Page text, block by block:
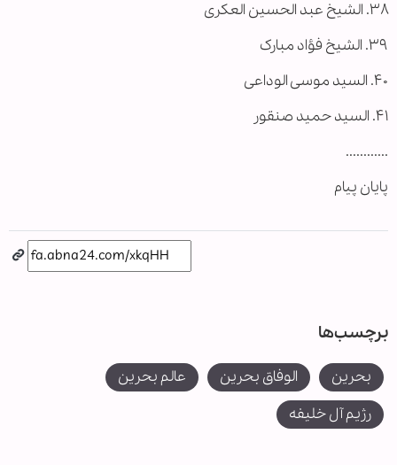
۳۸. الشیخ عبد الحسین العکری
۳۹. الشیخ فؤاد مبارک
۴۰. السید موسی الوداعی
۴۱. السید حمید صنقور
............
پایان پیام
برچسب‌ها
بحرین الوفاق بحرین
عالم بحرین
رژیم آل خلیفه